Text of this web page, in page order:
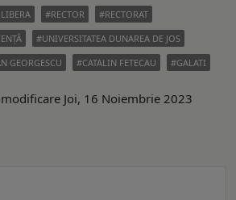
RECTOR
RECTORAT
UNIVERSITATEA DUNAREA DE JOS
GEORGESCU CATALIN FETECAU GALATI
Joi, 16 Noiembrie 2023